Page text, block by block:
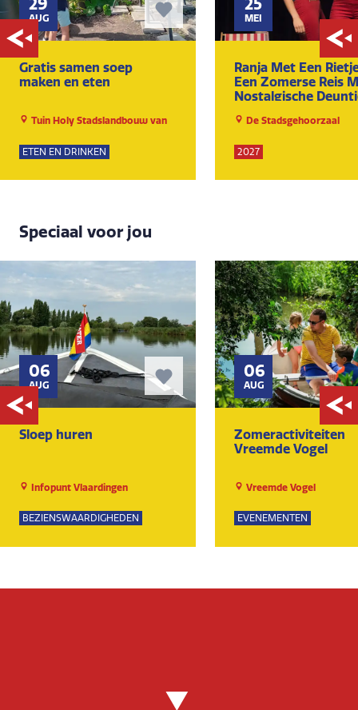
AUG
Gratis samen soep
maken en eten
Tuin Holy Stadslandbouw van
ETEN EN DRINKEN
MEI
Ranja Met Een
Een Zomerse Reis
Nostalgische
De Stadsgehoorzaal
2027
Speciaal voor jou
06
AUG
Sloep huren
Infopunt Vlaardingen
BEZIENSWAARDIGHEDEN
06
AUG
Zomeractiviteiten
Vreemde Vogel
Vreemde Vogel
EVENEMENTEN